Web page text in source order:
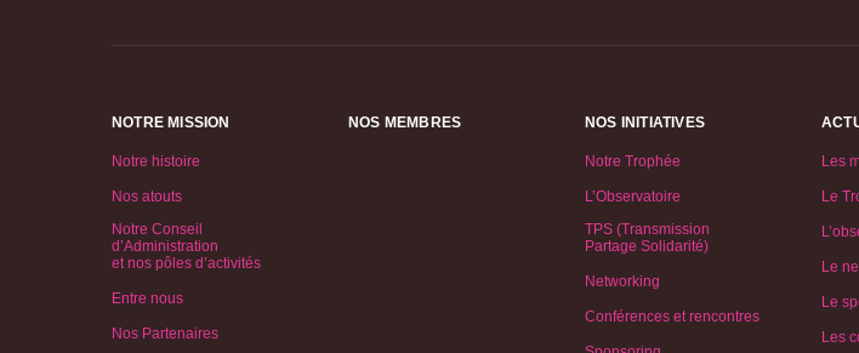
NOTRE MISSION
Notre histoire
Nos atouts
Notre Conseil
d’Administration
et nos pôles d’activités
Entre nous
Nos Partenaires
NOS MEMBRES NOS INITIATIVES
Notre Trophée
L’Observatoire
TPS (Transmission
Partage Solidarité)
Networking
Conférences et rencontres
Les
Le
Le
Le
Les